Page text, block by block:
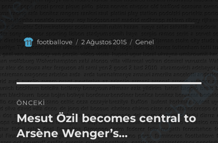
Yazar
footballove
Yayın
tarihi
2 Ağustos 2015 Kategoriler
Genel
Yazı
gezinmesi
ÖNCEKI
Önceki
yazı:
Mesut Özil becomes central to
Arsène Wenger’s…